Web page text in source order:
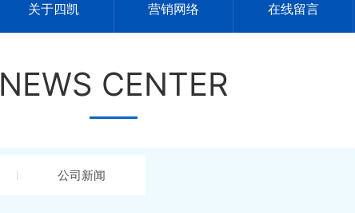
关于四凯 营销网络 在线留言
NEWS CENTER
公司新闻